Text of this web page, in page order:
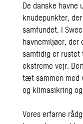
De danske havne
knudepunkter,
samfundet. I
havnemiljøer, der
samtidig er rustet
ekstreme vejr.
tæt sammen med
og klimasikring
Vores erfarne